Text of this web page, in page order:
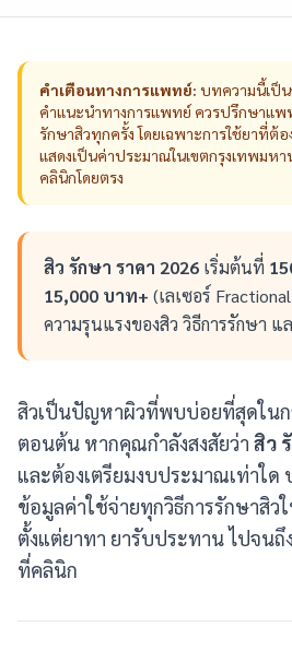
คำเตือนทางการแพทย์: บทความนี้เป็
คำแนะนำทางการแพทย์ ควรปรึกษาแพ
รักษาสิวทุกครั้ง โดยเฉพาะการใช้ยาที่ต้
แสดงเป็นค่าประมาณในเขตกรุงเทพมห
คลินิกโดยตรง
สิว รักษา ราคา 2026 เริ่มต้นที่
15,000 บาท+ (เลเซอร์
ความรุนแรงของสิว วิธีการรักษา แ
สิวเป็นปัญหาผิวที่พบบ่อยที่สุดใน
ตอนต้น หากคุณกำลังสงสัยว่า สิว
และต้องเตรียมงบประมาณเท่าใด
ข้อมูลค่าใช้จ่ายทุกวิธีการรักษาสิว
ตั้งแต่ยาทา ยารับประทาน ไปจนถึ
ที่คลินิก